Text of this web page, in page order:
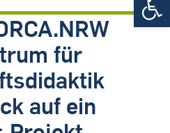
für
auf ein